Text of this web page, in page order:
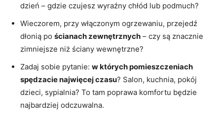
dzień – gdzie czujesz wyraźny chłód lub podmuch?
Wieczorem, przy włączonym ogrzewaniu, przejedź
dłonią po ścianach zewnętrznych – czy są znacznie
zimniejsze niż ściany wewnętrzne?
Zadaj sobie pytanie: w których pomieszczeniach
spędzacie najwięcej czasu? Salon, kuchnia, pokój
dzieci, sypialnia? To tam poprawa komfortu będzie
najbardziej odczuwalna.